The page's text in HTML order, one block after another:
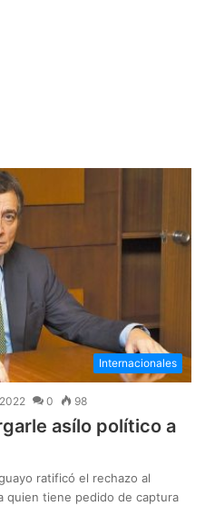
Internacionales
0 98
asílo político a
ratificó el rechazo al
quien tiene pedido de captura